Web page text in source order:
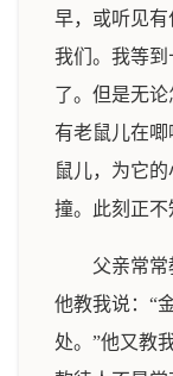
早，或听见
我们。我等
了。但是无
有老鼠儿在
鼠儿，为它
撞。此刻正不
父亲常常
他教我说：“
处。”他又教